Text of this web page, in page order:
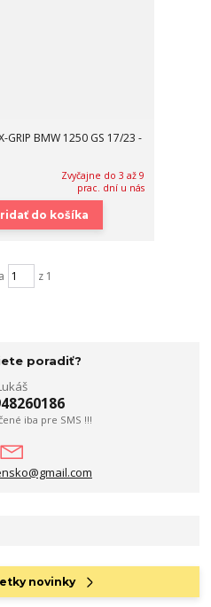
BMW 1250 GS 17/23 -
Zvyčajne do 3 až 9
prac. dní u nás
do košíka
z 1
poradiť?
iba pre SMS !!!
novinky